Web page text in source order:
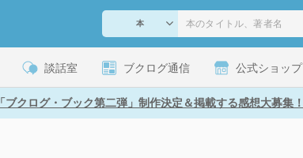
談話室 ブクログ通信 公式ショップ
「ブクログ・ブック第二弾」制作決定＆掲載する感想大募集！